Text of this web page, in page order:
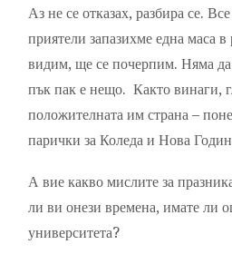
Аз не се отказах, разбира се.
приятели запазихме една маса в
видим, ще се почерпим. Няма да
пък пак е нещо. Както винаги,
положителната им страна –
парички за Коледа и Нова
А вие какво мислите за
ли ви онези времена, имате ли
университета?